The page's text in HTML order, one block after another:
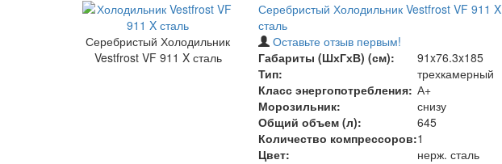
Серебристый Холодильник
Vestfrost VF 911 X сталь
Серебристый Холодильник Vestfrost VF 911 X
сталь
Оставьте отзыв первым!
Габариты (ШхГхВ) (см):
91x76.3x185
Тип:
трехкамерный
Класс энергопотребления: А+
Морозильник:
снизу
Общий объем (л):
645
Количество компрессоров:1
Цвет:
нерж. сталь